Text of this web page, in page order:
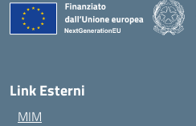
Link Esterni
MIM